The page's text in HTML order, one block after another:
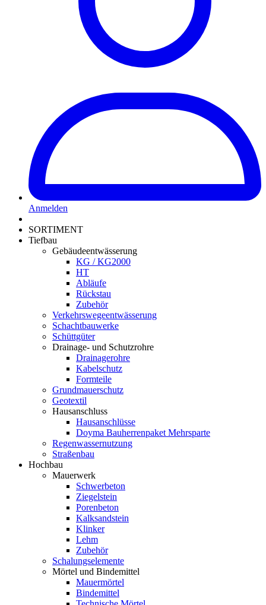
Anmelden
SORTIMENT
Tiefbau
Gebäudeentwässerung
KG / KG2000
HT
Abläufe
Rückstau
Zubehör
Verkehrswegeentwässerung
Schachtbauwerke
Schüttgüter
Drainage- und Schutzrohre
Drainagerohre
Kabelschutz
Formteile
Grundmauerschutz
Geotextil
Hausanschluss
Hausanschlüsse
Doyma Bauherrenpaket Mehrsparte
Regenwassernutzung
Straßenbau
Hochbau
Mauerwerk
Schwerbeton
Ziegelstein
Porenbeton
Kalksandstein
Klinker
Lehm
Zubehör
Schalungselemente
Mörtel und Bindemittel
Mauermörtel
Bindemittel